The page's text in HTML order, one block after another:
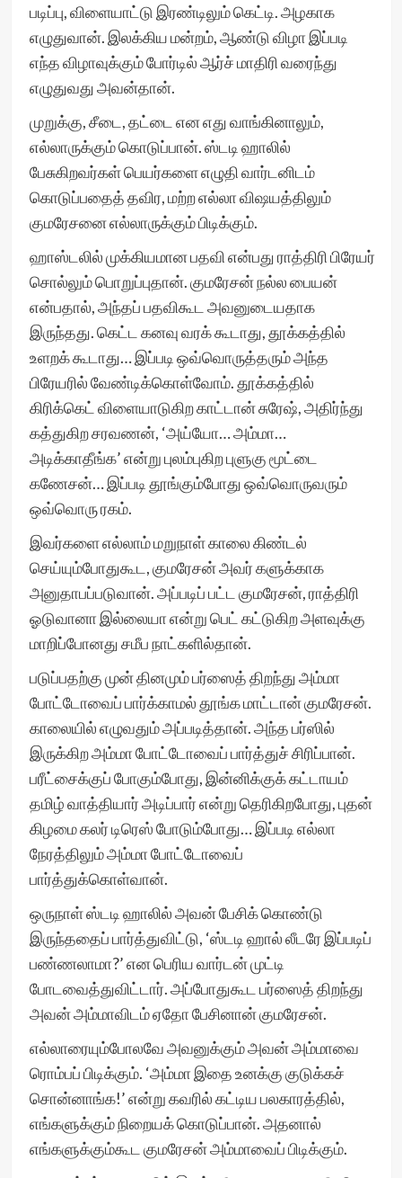
படிப்பு, விளையாட்டு இரண்டிலும் கெட்டி. அழகாக
எழுதுவான். இலக்கிய மன்றம், ஆண்டு விழா இப்படி
எந்த விழாவுக்கும் போர்டில் ஆர்ச் மாதிரி வரைந்து
எழுதுவது அவன்தான்.
முறுக்கு, சீடை, தட்டை என எது வாங்கினாலும்,
எல்லாருக்கும் கொடுப்பான். ஸ்டடி ஹாலில்
பேசுகிறவர்கள் பெயர்களை எழுதி வார்டனிடம்
கொடுப்பதைத் தவிர, மற்ற எல்லா விஷயத்திலும்
குமரேசனை எல்லாருக்கும் பிடிக்கும்.
ஹாஸ்டலில் முக்கியமான பதவி என்பது ராத்திரி பிரேயர்
சொல்லும் பொறுப்புதான். குமரேசன் நல்ல பையன்
என்பதால், அந்தப் பதவிகூட அவனுடையதாக
இருந்தது. கெட்ட கனவு வரக் கூடாது, தூக்கத்தில்
உளறக் கூடாது… இப்படி ஒவ்வொருத்தரும் அந்த
பிரேயரில் வேண்டிக்கொள்வோம். தூக்கத்தில்
கிரிக்கெட் விளையாடுகிற காட்டான் சுரேஷ், அதிர்ந்து
கத்துகிற சரவணன், ‘அய்யோ… அம்மா…
அடிக்காதீங்க’ என்று புலம்புகிற புளுகு மூட்டை
கணேசன்… இப்படி தூங்கும்போது ஒவ்வொருவரும்
ஒவ்வொரு ரகம்.
இவர்களை எல்லாம் மறுநாள் காலை கிண்டல்
செய்யும்போதுகூட, குமரேசன் அவர் களுக்காக
அனுதாபப்படுவான். அப்படிப் பட்ட குமரேசன், ராத்திரி
ஓடுவானா இல்லையா என்று பெட் கட்டுகிற அளவுக்கு
மாறிப்போனது சமீப நாட்களில்தான்.
படுப்பதற்கு முன் தினமும் பர்ஸைத் திறந்து அம்மா
போட்டோவைப் பார்க்காமல் தூங்க மாட்டான் குமரேசன்.
காலையில் எழுவதும் அப்படித்தான். அந்த பர்ஸில்
இருக்கிற அம்மா போட்டோவைப் பார்த்துச் சிரிப்பான்.
பரீட்சைக்குப் போகும்போது, இன்னிக்குக் கட்டாயம்
தமிழ் வாத்தியார் அடிப்பார் என்று தெரிகிறபோது, புதன்
கிழமை கலர் டிரெஸ் போடும்போது… இப்படி எல்லா
நேரத்திலும் அம்மா போட்டோவைப்
பார்த்துக்கொள்வான்.
ஒருநாள் ஸ்டடி ஹாலில் அவன் பேசிக் கொண்டு
இருந்ததைப் பார்த்துவிட்டு, ‘ஸ்டடி ஹால் லீடரே இப்படிப்
பண்ணலாமா?’ என பெரிய வார்டன் முட்டி
போடவைத்துவிட்டார். அப்போதுகூட பர்ஸைத் திறந்து
அவன் அம்மாவிடம் ஏதோ பேசினான் குமரேசன்.
எல்லாரையும்போலவே அவனுக்கும் அவன் அம்மாவை
ரொம்பப் பிடிக்கும். ‘அம்மா இதை உனக்கு குடுக்கச்
சொன்னாங்க!’ என்று கவரில் கட்டிய பலகாரத்தில்,
எங்களுக்கும் நிறையக் கொடுப்பான். அதனால்
எங்களுக்கும்கூட குமரேசன் அம்மாவைப் பிடிக்கும்.